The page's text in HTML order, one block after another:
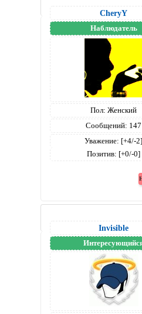
CheryY
Наблюдатель
Пол: Женский
Сообщений: 147
Уважение: [+4/-2]
Позитив: [+0/-0]
Invisible